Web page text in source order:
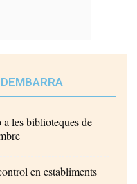
les biblioteques de
en establiments